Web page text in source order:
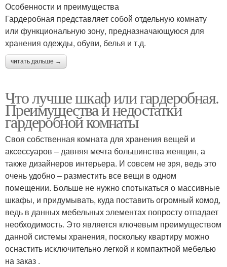
Особенности и преимущества
Гардеробная представляет собой отдельную комнату
или функциональную зону, предназначающуюся для
хранения одежды, обуви, белья и т.д.
читать дальше →
Что лучше шкаф или гардеробная.
Преимущества и недостатки
гардеробной комнаты
Своя собственная комната для хранения вещей и
аксессуаров – давняя мечта большинства женщин, а
также дизайнеров интерьера. И совсем не зря, ведь это
очень удобно – разместить все вещи в одном
помещении. Больше не нужно спотыкаться о массивные
шкафы, и придумывать, куда поставить огромный комод,
ведь в данных мебельных элементах попросту отпадает
необходимость. Это является ключевым преимуществом
данной системы хранения, поскольку квартиру можно
оснастить исключительно легкой и компактной мебелью
на заказ .